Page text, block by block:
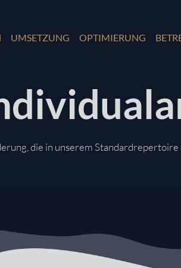
UMSETZUNG OPTIMIERUNG
die in unserem